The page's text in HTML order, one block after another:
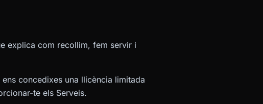
explica com recollim, fem servir i
concedixes una llicència limitada
te els Serveis.